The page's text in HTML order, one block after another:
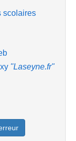
scolaires
"Laseyne.fr"